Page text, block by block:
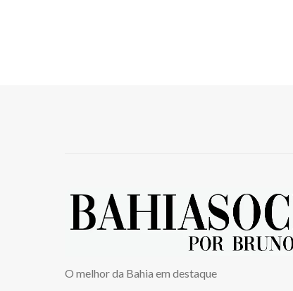
O melhor da Bahia em destaque